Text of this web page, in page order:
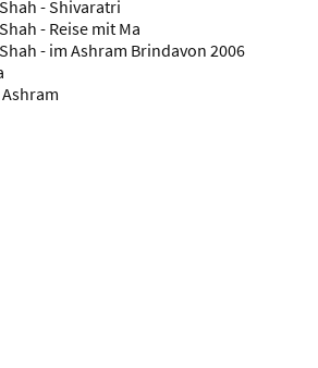
- Shivaratri
- Reise mit Ma
- im Ashram Brindavon 2006